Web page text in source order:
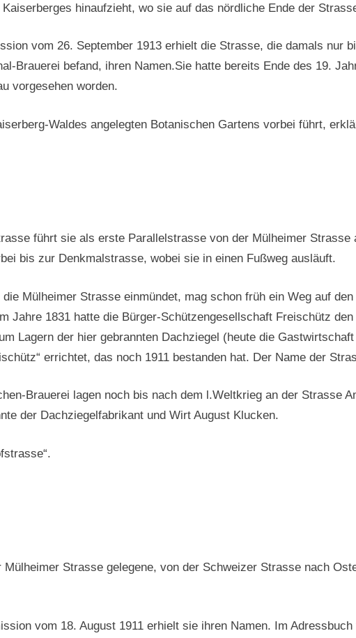
hinaufzieht, wo sie auf das nördliche Ende der
vom 26. September 1913 erhielt die Strasse, die damals nur
Brauerei befand, ihren Namen.Sie hatte bereits Ende des 19.
vorgesehen worden.
Waldes angelegten Botanischen Gartens vorbei führt,
führt sie als erste Parallelstrasse von der Mülheimer Strasse
bis zur Denkmalstrasse, wobei sie in einen Fußweg ausläuft.
Mülheimer Strasse einmündet, mag schon früh ein Weg auf
Jahre 1831 hatte die Bürger-Schützengesellschaft Freischütz
Lagern der hier gebrannten Dachziegel (heute die
errichtet, das noch 1911 bestanden hat. Der Name der
Brauerei lagen noch bis nach dem l.Weltkrieg an der Strasse
der Dachziegelfabrikant und Wirt August Klucken.
Strasse gelegene, von der Schweizer Strasse nach
vom 18. August 1911 erhielt sie ihren Namen. Im